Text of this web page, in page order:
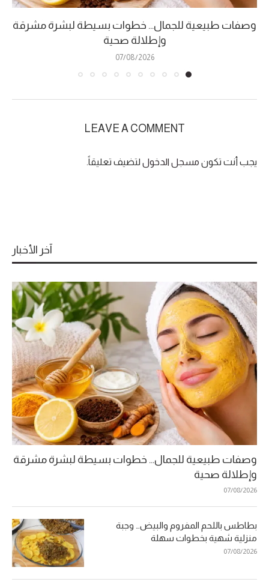
وصفات طبيعية للجمال… خطوات بسيطة لبشرة مشرقة
وإطلالة صحية
07/08/2026
LEAVE A COMMENT
يجب أنت تكون مسجل الدخول لتضيف تعليقاً.
آخر الأخبار
وصفات طبيعية للجمال… خطوات بسيطة لبشرة مشرقة
وإطلالة صحية
07/08/2026
بطاطس باللحم المفروم والبيض… وجبة
منزلية شهية بخطوات سهلة
07/08/2026